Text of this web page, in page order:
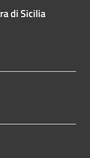
di Sicilia